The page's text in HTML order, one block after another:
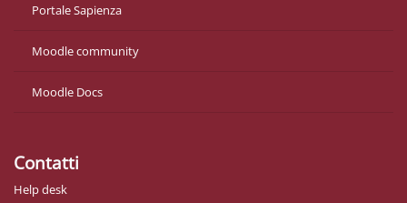
Portale Sapienza
Moodle community
Moodle Docs
Contatti
Help desk